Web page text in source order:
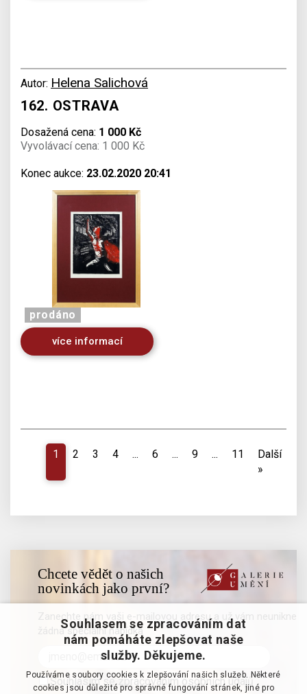
Autor: Helena Salichová
162. OSTRAVA
Dosažená cena: 1 000 Kč
Vyvolávací cena: 1 000 Kč
Konec aukce: 23.02.2020 20:41
prodáno
více informací
1 2 3 4 ... 6 ... 9 ... 11
Další
»
Chcete vědět o našich
novinkách jako první?
Zanechte nám vaši e-mailovou adresu a už vám neunikne
žádná speciální nabídka
Souhlasím se zpracováním osobních údajů
Souhlasem se zpracováním dat
nám pomáháte zlepšovat naše
služby. Děkujeme.
Používáme soubory cookies k zlepšování našich služeb. Některé
cookies jsou důležité pro správné fungování stránek, jiné pro